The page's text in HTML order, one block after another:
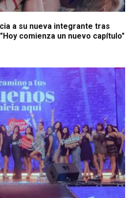
a su nueva integrante tras
comienza un nuevo capítulo"